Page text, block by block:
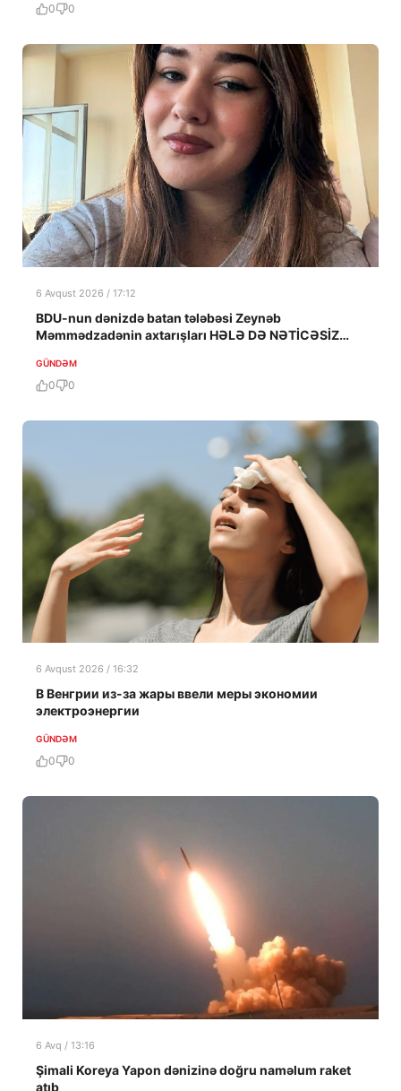
0 0
6 Avqust 2026 / 17:12
BDU-nun dənizdə batan tələbəsi Zeynəb
Məmmədzadənin axtarışları HƏLƏ DƏ NƏTİCƏSİZ
GÜNDƏM
0 0
6 Avqust 2026 / 16:32
В Венгрии из-за жары ввели меры экономии
электроэнергии
GÜNDƏM
0 0
6 Avq / 13:16
Şimali Koreya Yapon dənizinə doğru naməlum raket
atıb